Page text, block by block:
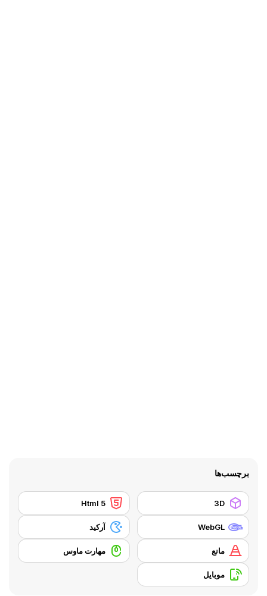
برچسب‌ها
3D
Html 5
WebGL آرکید
مانع مهارت ماوس
موبایل